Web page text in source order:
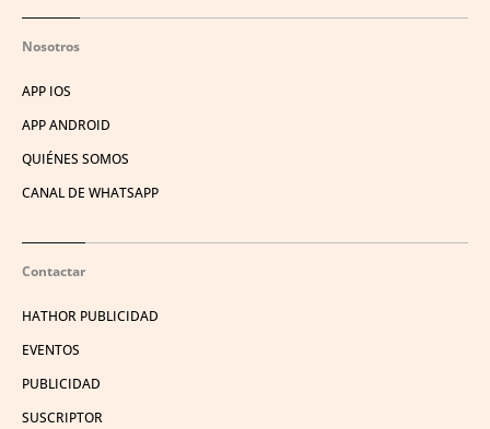
Nosotros
APP IOS
APP ANDROID
QUIÉNES SOMOS
CANAL DE WHATSAPP
Contactar
HATHOR PUBLICIDAD
EVENTOS
PUBLICIDAD
SUSCRIPTOR